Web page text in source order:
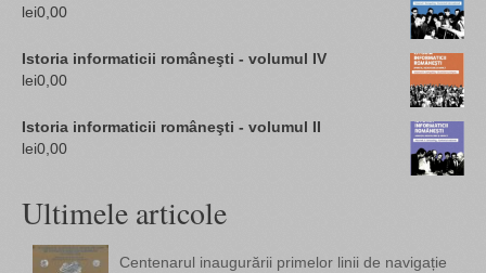
lei0,00
Istoria informaticii româneşti - volumul IV
lei0,00
Istoria informaticii româneşti - volumul II
lei0,00
Ultimele articole
Centenarul inaugurării primelor linii de navigație